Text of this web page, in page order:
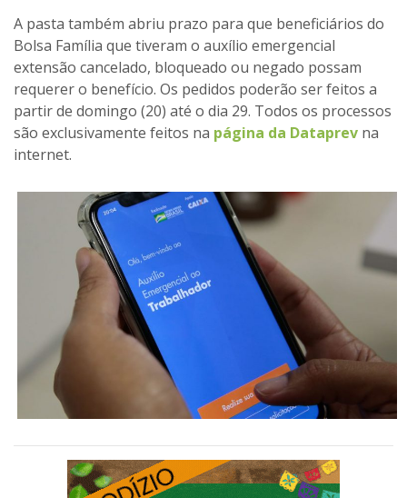
A pasta também abriu prazo para que beneficiários do
Bolsa Família que tiveram o auxílio emergencial
extensão cancelado, bloqueado ou negado possam
requerer o benefício. Os pedidos poderão ser feitos a
partir de domingo (20) até o dia 29. Todos os processos
são exclusivamente feitos na página da Dataprev na
internet.